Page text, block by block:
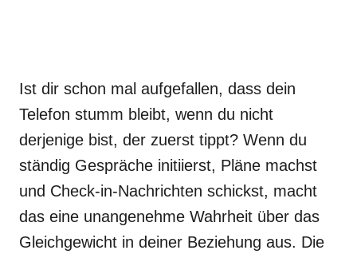
Ist dir schon mal aufgefallen, dass dein
Telefon stumm bleibt, wenn du nicht
derjenige bist, der zuerst tippt? Wenn du
ständig Gespräche initiierst, Pläne machst
und Check-in-Nachrichten schickst, macht
das eine unangenehme Wahrheit über das
Gleichgewicht in deiner Beziehung aus. Die